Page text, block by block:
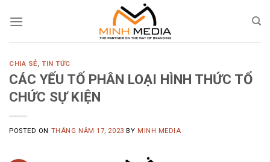
CHIA SẺ,TIN TỨC
CÁC YẾU TỐ PHÂN LOẠI HÌNH THỨC TỔ
CHỨC SỰ KIỆN
POSTED ON THÁNG NĂM 17, 2023 BY MINH MEDIA